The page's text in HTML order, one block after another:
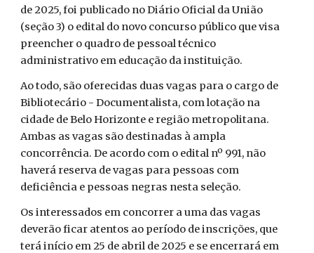
de 2025, foi publicado no Diário Oficial da União
(seção 3) o edital do novo concurso público que visa
preencher o quadro de pessoal técnico
administrativo em educação da instituição.
Ao todo, são oferecidas duas vagas para o cargo de
Bibliotecário - Documentalista, com lotação na
cidade de Belo Horizonte e região metropolitana.
Ambas as vagas são destinadas à ampla
concorrência. De acordo com o edital nº 991, não
haverá reserva de vagas para pessoas com
deficiência e pessoas negras nesta seleção.
Os interessados em concorrer a uma das vagas
deverão ficar atentos ao período de inscrições, que
terá início em 25 de abril de 2025 e se encerrará em